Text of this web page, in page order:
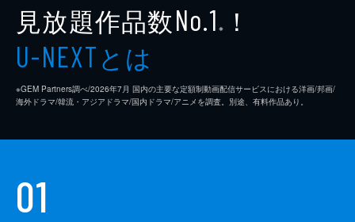
見放題作品数No.1 ※ ！
U-NEXTとは
※GEM Partners調べ/2026年7⽉ 国内の主要な定額制動画配信サービスにおける洋画/邦画/
海外ドラマ/韓流・アジアドラマ/国内ドラマ/アニメを調査。別途、有料作品あり。
01